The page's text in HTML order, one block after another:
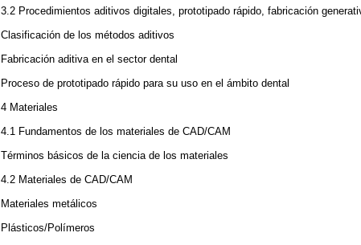
3.2 Procedimientos aditivos digitales, prototipado rápido, fabricación
Clasificación de los métodos aditivos
Fabricación aditiva en el sector dental
Proceso de prototipado rápido para su uso en el ámbito dental
4 Materiales
4.1 Fundamentos de los materiales de CAD/CAM
Términos básicos de la ciencia de los materiales
4.2 Materiales de CAD/CAM
Materiales metálicos
Plásticos/Polímeros